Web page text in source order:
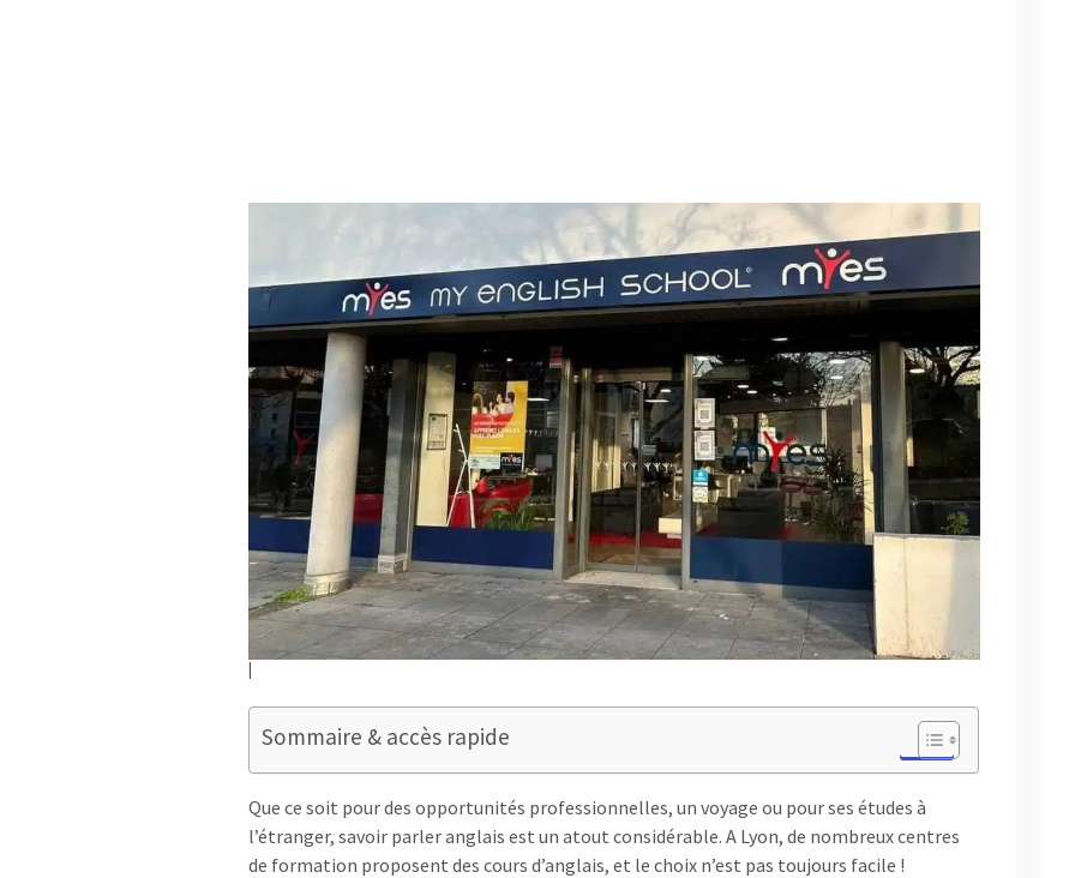
Sommaire & accès rapide
Que ce soit pour des opportunités professionnelles, un voyage ou pour ses études à
l’étranger, savoir parler anglais est un atout considérable. A Lyon, de nombreux centres
de formation proposent des cours d’anglais, et le choix n’est pas toujours facile !